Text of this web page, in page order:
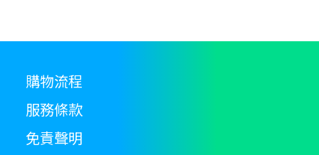
購物流程
服務條款
免責聲明